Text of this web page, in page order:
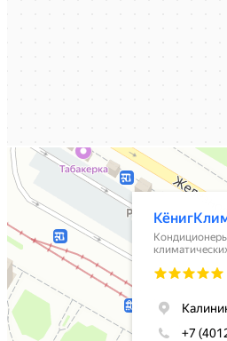
КёнигКлимат
Кондиционеры в Калининграде
Установка кондиционеров в Калининграде